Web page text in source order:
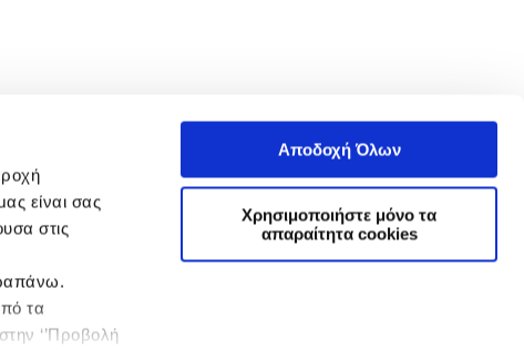
είναι σας
στις
τα
‘’Προβολή
Αποδοχή Όλων
Χρησιμοποιήστε μόνο τα
απαραίτητα cookies